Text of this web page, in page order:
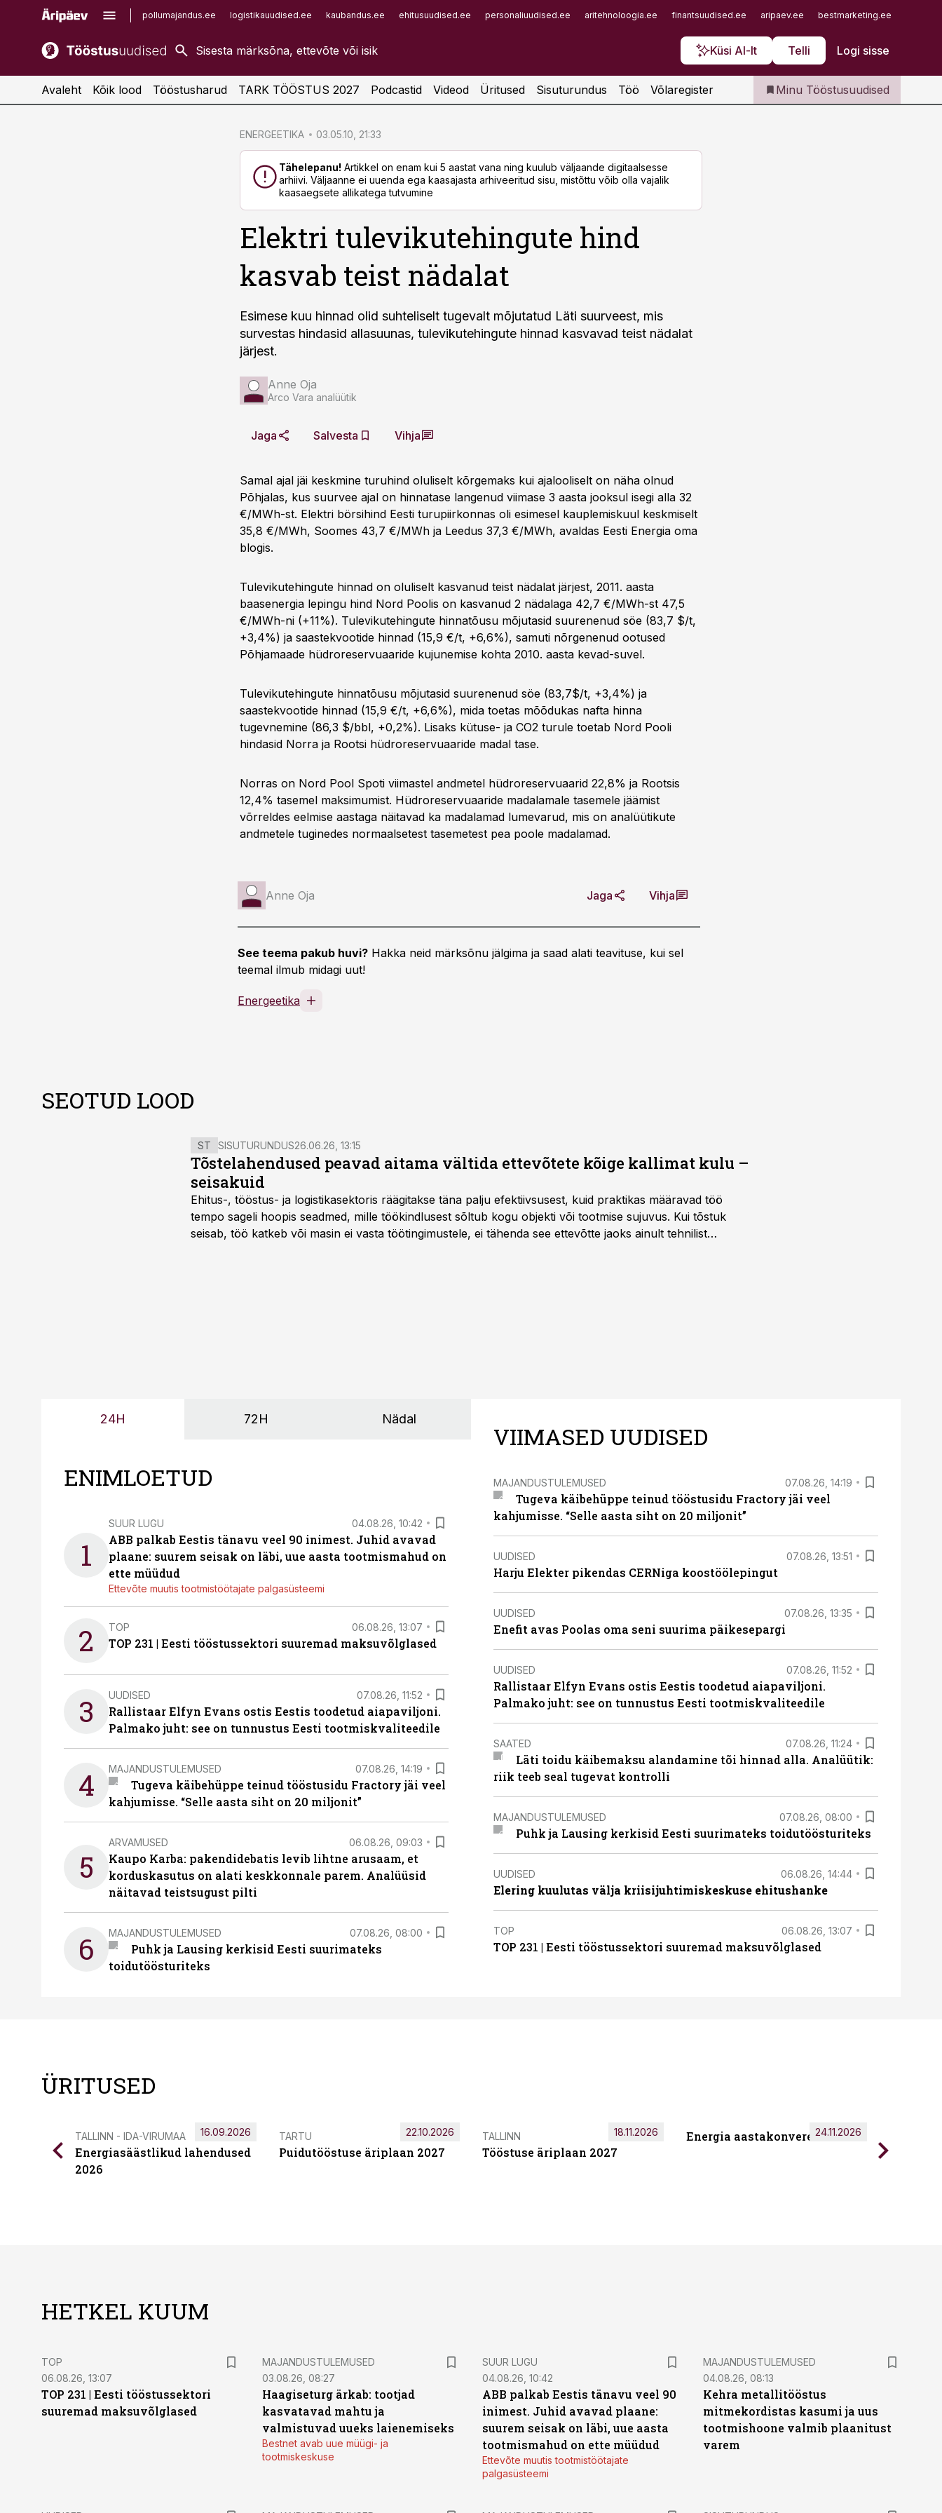
pollumajandus.ee logistikauudised.ee kaubandus.ee ehitusuudised.ee personaliuudised.ee aritehnoloogia.ee finantsuudised.ee aripaev.ee bestmarketing.ee
Küsi AI-lt Telli Logi sisse
kaubandus.ee
kinnisvarauudised.ee
imelineajalugu.ee
Infopank
Iseteenindus
Telli Tööstusuudised
Avaleht Kõik lood Tööstusharud TARK TÖÖSTUS 2027 Podcastid Videod Üritused Sisuturundus Töö Võlaregister Minu Tööstusuudised
ENERGEETIKA 03.05.10, 21:33
Tähelepanu! Artikkel on enam kui 5 aastat vana ning kuulub väljaande digitaalsesse
arhiivi. Väljaanne ei uuenda ega kaasajasta arhiveeritud sisu, mistõttu võib olla vajalik
kaasaegsete allikatega tutvumine
Elektri tulevikutehingute hind
kasvab teist nädalat
Esimese kuu hinnad olid suhteliselt tugevalt mõjutatud Läti suurveest, mis
survestas hindasid allasuunas, tulevikutehingute hinnad kasvavad teist nädalat
järjest.
Anne Oja
Arco Vara analüütik
Jaga Salvesta Vihja
Samal ajal jäi keskmine turuhind oluliselt kõrgemaks kui ajalooliselt on näha olnud
Põhjalas, kus suurvee ajal on hinnatase langenud viimase 3 aasta jooksul isegi alla 32
€/MWh-st. Elektri börsihind Eesti turupiirkonnas oli esimesel kauplemiskuul keskmiselt
35,8 €/MWh, Soomes 43,7 €/MWh ja Leedus 37,3 €/MWh, avaldas Eesti Energia oma
blogis.
Tulevikutehingute hinnad on oluliselt kasvanud teist nädalat järjest, 2011. aasta
baasenergia lepingu hind Nord Poolis on kasvanud 2 nädalaga 42,7 €/MWh-st 47,5
€/MWh-ni (+11%). Tulevikutehingute hinnatõusu mõjutasid suurenenud söe (83,7 $/t,
+3,4%) ja saastekvootide hinnad (15,9 €/t, +6,6%), samuti nõrgenenud ootused
Põhjamaade hüdroreservuaaride kujunemise kohta 2010. aasta kevad-suvel.
Tulevikutehingute hinnatõusu mõjutasid suurenenud söe (83,7$/t, +3,4%) ja
saastekvootide hinnad (15,9 €/t, +6,6%), mida toetas mõõdukas nafta hinna
tugevnemine (86,3 $/bbl, +0,2%). Lisaks kütuse- ja CO2 turule toetab Nord Pooli
hindasid Norra ja Rootsi hüdroreservuaaride madal tase.
Norras on Nord Pool Spoti viimastel andmetel hüdroreservuaarid 22,8% ja Rootsis
12,4% tasemel maksimumist. Hüdroreservuaaride madalamale tasemele jäämist
võrreldes eelmise aastaga näitavad ka madalamad lumevarud, mis on analüütikute
andmetele tuginedes normaalsetest tasemetest pea poole madalamad.
Anne Oja Jaga Vihja
See teema pakub huvi? Hakka neid märksõnu jälgima ja saad alati teavituse, kui sel
teemal ilmub midagi uut!
Energeetika
SEOTUD LOOD
ST SISUTURUNDUS26.06.26, 13:15
Tõstelahendused peavad aitama vältida ettevõtete kõige kallimat kulu –
seisakuid
Ehitus-, tööstus- ja logistikasektoris räägitakse täna palju efektiivsusest, kuid praktikas määravad töö
tempo sageli hoopis seadmed, mille töökindlusest sõltub kogu objekti või tootmise sujuvus. Kui tõstuk
seisab, töö katkeb või masin ei vasta töötingimustele, ei tähenda see ettevõtte jaoks ainult tehnilist
24H 72H Nädal
ENIMLOETUD
1
SUUR LUGU 04.08.26, 10:42
ABB palkab Eestis tänavu veel 90 inimest. Juhid avavad
plaane: suurem seisak on läbi, uue aasta tootmismahud on
ette müüdud
Ettevõte muutis tootmistöötajate palgasüsteemi
2 TOP 06.08.26, 13:07
TOP 231 | Eesti tööstussektori suuremad maksuvõlglased
3 UUDISED 07.08.26, 11:52
Rallistaar Elfyn Evans ostis Eestis toodetud aiapaviljoni.
Palmako juht: see on tunnustus Eesti tootmiskvaliteedile
4 MAJANDUSTULEMUSED 07.08.26, 14:19
Tugeva käibehüppe teinud tööstusidu Fractory jäi veel
kahjumisse. “Selle aasta siht on 20 miljonit”
5
ARVAMUSED 06.08.26, 09:03
Kaupo Karba: pakendidebatis levib lihtne arusaam, et
korduskasutus on alati keskkonnale parem. Analüüsid
näitavad teistsugust pilti
6 MAJANDUSTULEMUSED 07.08.26, 08:00
Puhk ja Lausing kerkisid Eesti suurimateks
toidutöösturiteks
VIIMASED UUDISED
MAJANDUSTULEMUSED 07.08.26, 14:19
Tugeva käibehüppe teinud tööstusidu Fractory jäi veel
kahjumisse. “Selle aasta siht on 20 miljonit”
UUDISED 07.08.26, 13:51
Harju Elekter pikendas CERNiga koostöölepingut
UUDISED 07.08.26, 13:35
Enefit avas Poolas oma seni suurima päikesepargi
UUDISED 07.08.26, 11:52
Rallistaar Elfyn Evans ostis Eestis toodetud aiapaviljoni.
Palmako juht: see on tunnustus Eesti tootmiskvaliteedile
SAATED 07.08.26, 11:24
Läti toidu käibemaksu alandamine tõi hinnad alla. Analüütik:
riik teeb seal tugevat kontrolli
MAJANDUSTULEMUSED 07.08.26, 08:00
Puhk ja Lausing kerkisid Eesti suurimateks toidutöösturiteks
UUDISED 06.08.26, 14:44
Elering kuulutas välja kriisijuhtimiskeskuse ehitushanke
TOP 06.08.26, 13:07
TOP 231 | Eesti tööstussektori suuremad maksuvõlglased
ÜRITUSED
TALLINN - IDA-VIRUMAA
Energiasäästlikud lahendused
2026
16.09.2026 TARTU
Puidutööstuse äriplaan 2027
22.10.2026 TALLINN
Tööstuse äriplaan 2027
18.11.2026 Energia aastakonverents 2026
24.11.2026
HETKEL KUUM
TOP
06.08.26, 13:07
TOP 231 | Eesti tööstussektori
suuremad maksuvõlglased
MAJANDUSTULEMUSED
03.08.26, 08:27
Haagiseturg ärkab: tootjad
kasvatavad mahtu ja
valmistuvad uueks laienemiseks
Bestnet avab uue müügi- ja
tootmiskeskuse
SUUR LUGU
04.08.26, 10:42
ABB palkab Eestis tänavu veel 90
inimest. Juhid avavad plaane:
suurem seisak on läbi, uue aasta
tootmismahud on ette müüdud
Ettevõte muutis tootmistöötajate
palgasüsteemi
MAJANDUSTULEMUSED
04.08.26, 08:13
Kehra metallitööstus
mitmekordistas kasumi ja uus
tootmishoone valmib plaanitust
varem
ST